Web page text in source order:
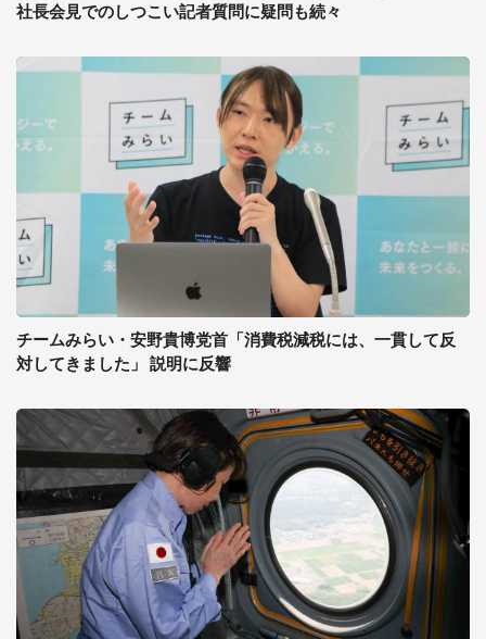
社長会見でのしつこい記者質問に疑問も続々
チームみらい・安野貴博党首「消費税減税には、一貫して反
対してきました」 説明に反響